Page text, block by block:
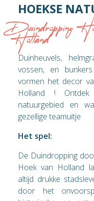
HOEKSE
Duindropping
Holland
Duinheuvels,
vossen, en
vormen het decor
Holland ! Ontdek
natuurgebied en
gezellige teamuitje
Het spel:
De Duindropping
Hoek van Holland
altijd drukke
door het